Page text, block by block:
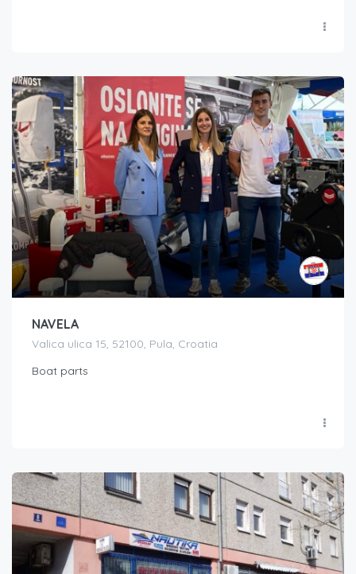
NAVELA
Valica ulica 15, 52100, Pula, Croatia
Boat parts